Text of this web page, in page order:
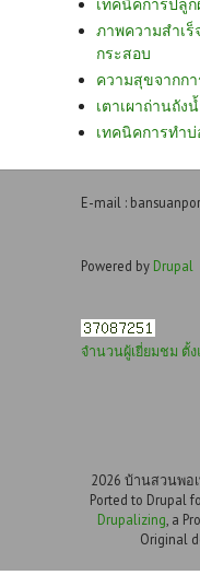
เทคนิคการปลู
ภาพความสำเร็
กระสอบ
ความสุขจากก
เตาเผาถ่านถัง
เทคนิคการทำ
E-mail :
Powered by Drupal
จำนวนผู้เยี่ยมชม ตั้
2026 บ้านสวนพอเ
Ported to Drupal
Drupalizing , a
Original